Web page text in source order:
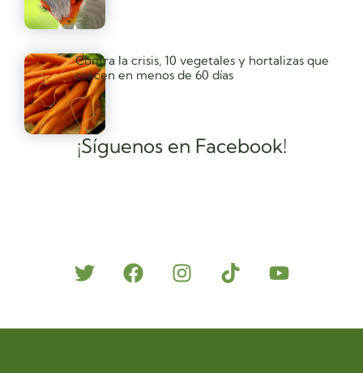
¡Síguenos en Facebook!
Contra la crisis, 10 vegetales y hortalizas que
crecen en menos de 60 días